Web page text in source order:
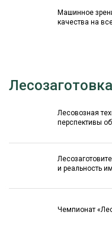
Машинное
качества на
Лесозаготовка
Лесовозная
перспективы
и реальность
Чемпионат